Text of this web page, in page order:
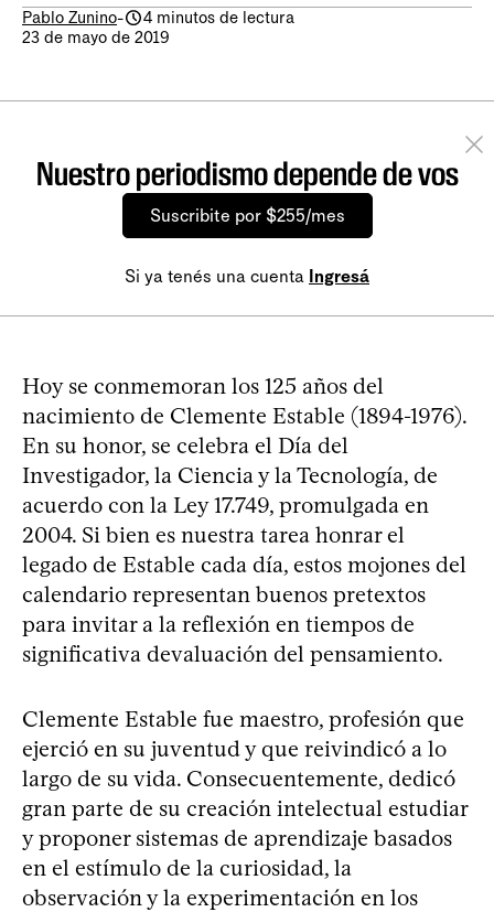
Pablo Zunino-
4 minutos de lectura
23 de mayo de 2019
Nuestro periodismo depende de vos
Suscribite por $255/mes
Si ya tenés una cuenta Ingresá
Hoy se conmemoran los 125 años del
nacimiento de Clemente Estable (1894-1976).
En su honor, se celebra el Día del
Investigador, la Ciencia y la Tecnología, de
acuerdo con la Ley 17.749, promulgada en
2004. Si bien es nuestra tarea honrar el
legado de Estable cada día, estos mojones del
calendario representan buenos pretextos
para invitar a la reflexión en tiempos de
significativa devaluación del pensamiento.
Clemente Estable fue maestro, profesión que
ejerció en su juventud y que reivindicó a lo
largo de su vida. Consecuentemente, dedicó
gran parte de su creación intelectual estudiar
y proponer sistemas de aprendizaje basados
en el estímulo de la curiosidad, la
observación y la experimentación en los